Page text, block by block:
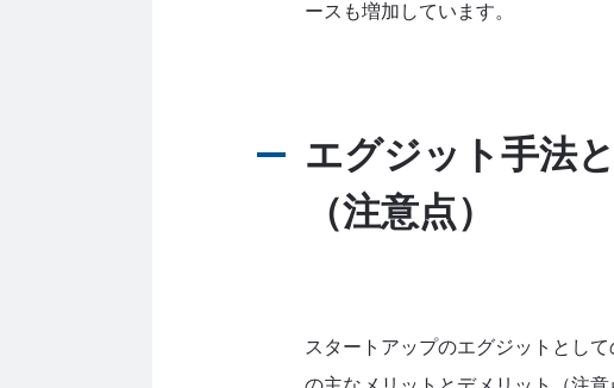
ースも増加しています。
エグジット手法
（注意点）
スタートアップのエグジットとし